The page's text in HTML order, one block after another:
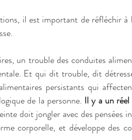
il est important de réfléchir à
un trouble des conduites
Et qui dit trouble, dit
persistants qui
de la personne. Il y a un
doit jongler avec des pensées
corporelle, et développe des